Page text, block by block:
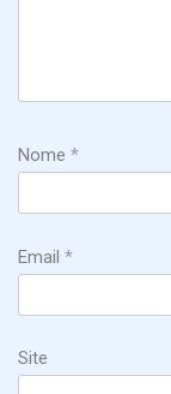
Nome *
Email *
Site